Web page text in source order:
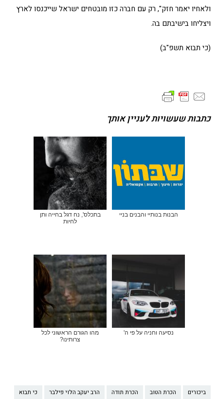
ולאחיו יאמר חזק", רק עם חברה כזו מובטחים ישראל שייכנסו לארץ
ויצליחו בישיבתם בה.
(כי תבוא תשפ"ב)
כתבות שעשויות לעניין אותך
הבנות בנותיי והבנים בניי
בתכלס', נח דגל בחייה ותן
לחיות
נסיעה וחניה על פי ה'
מהו הגורם הראשוני לכל
צרותינו?
ביכורים הכרת הטוב הכרת תודה הרב יעקב הלוי פילבר כי תבוא